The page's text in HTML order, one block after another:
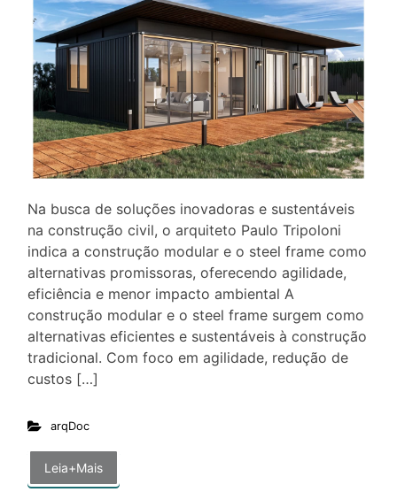
Na busca de soluções inovadoras e sustentáveis
na construção civil, o arquiteto Paulo Tripoloni
indica a construção modular e o steel frame como
alternativas promissoras, oferecendo agilidade,
eficiência e menor impacto ambiental A
construção modular e o steel frame surgem como
alternativas eficientes e sustentáveis à construção
tradicional. Com foco em agilidade, redução de
custos […]
arqDoc
Leia+Mais